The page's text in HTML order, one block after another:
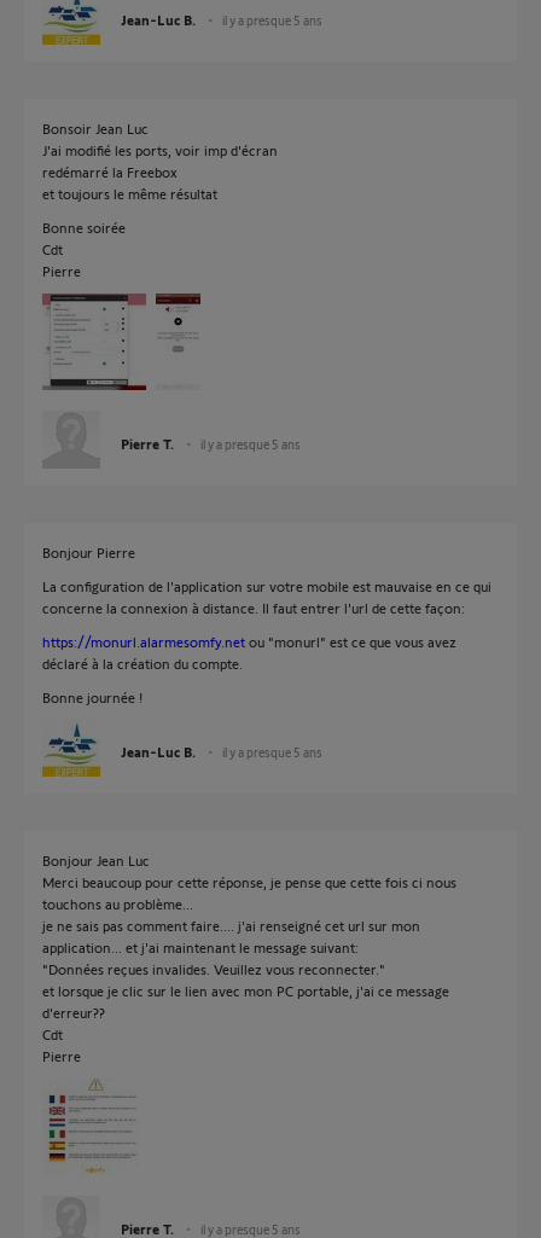
Jean-Luc B. il y a presque 5 ans
Bonsoir Jean Luc
J'ai modifié les ports, voir imp d'écran
redémarré la Freebox
et toujours le même résultat
Bonne soirée
Cdt
Pierre
Pierre T. il y a presque 5 ans
Bonjour Pierre
La configuration de l'application sur votre mobile est mauvaise en ce qui
concerne la connexion à distance. Il faut entrer l'url de cette façon:
https://monurl.alarmesomfy.net ou "monurl" est ce que vous avez
déclaré à la création du compte.
Bonne journée !
Jean-Luc B. il y a presque 5 ans
Bonjour Jean Luc
Merci beaucoup pour cette réponse, je pense que cette fois ci nous
touchons au problème...
je ne sais pas comment faire.... j'ai renseigné cet url sur mon
application... et j'ai maintenant le message suivant:
"Données reçues invalides. Veuillez vous reconnecter."
et lorsque je clic sur le lien avec mon PC portable, j'ai ce message
d'erreur??
Cdt
Pierre
Pierre T. il y a presque 5 ans